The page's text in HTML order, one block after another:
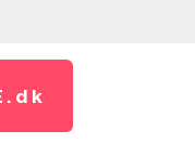
dk